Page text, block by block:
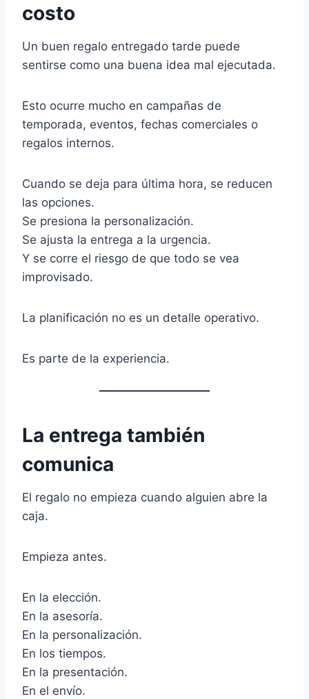
costo
Un buen regalo entregado tarde puede
sentirse como una buena idea mal ejecutada.
Esto ocurre mucho en campañas de
temporada, eventos, fechas comerciales o
regalos internos.
Cuando se deja para última hora, se reducen
las opciones.
Se presiona la personalización.
Se ajusta la entrega a la urgencia.
Y se corre el riesgo de que todo se vea
improvisado.
La planificación no es un detalle operativo.
Es parte de la experiencia.
La entrega también
comunica
El regalo no empieza cuando alguien abre la
caja.
Empieza antes.
En la elección.
En la asesoría.
En la personalización.
En los tiempos.
En la presentación.
En el envío.